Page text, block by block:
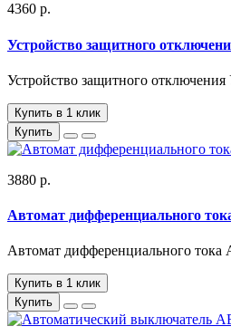
4360 р.
Устройство защитного
Устройство защитного
Купить в 1 клик
Купить
3880 р.
Автомат дифференциального
Автомат дифференциального
Купить в 1 клик
Купить